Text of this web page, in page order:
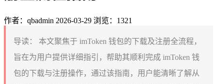
作者：qbadmin 2026-03-29 浏览：1321
导读：
本文聚焦于 imToken 钱包的下载及注册全流程，
旨在为用户提供详细指引，帮助其顺利完成 imToken 钱
包的下载与注册操作，通过该指南，用户能清晰了解从